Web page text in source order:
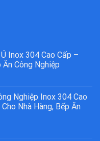
Inox 304 Cao Cấp –
Ăn Công Nghiệp
Nghiệp Inox 304 Cao
Nhà Hàng, Bếp Ăn